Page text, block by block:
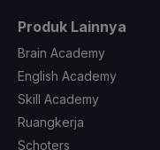
Produk Lainnya
Brain Academy
English Academy
Skill Academy
Ruangkerja
Schoters